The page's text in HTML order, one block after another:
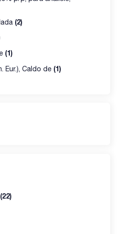
(2)
(1)
Eur.), Caldo de (1)
(22)